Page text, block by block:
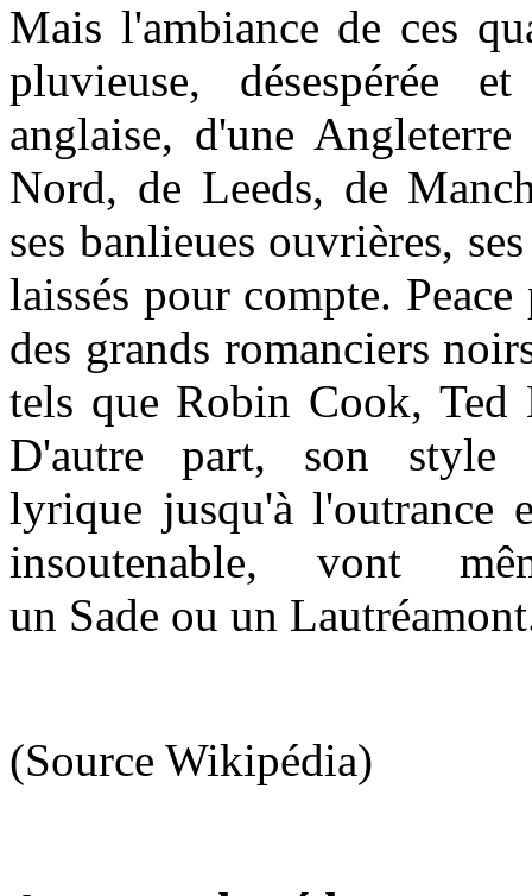
Mais l'ambiance de ces
pluvieuse, désespérée
anglaise, d'une
Nord, de Leeds, de
ses banlieues ouvrières,
laissés pour compte.
des grands romanciers
tels que Robin Cook, Ted
D'autre part, son style
lyrique jusqu'à l'outrance
insoutenable, vont
un Sade ou un
(Source Wikipédia)